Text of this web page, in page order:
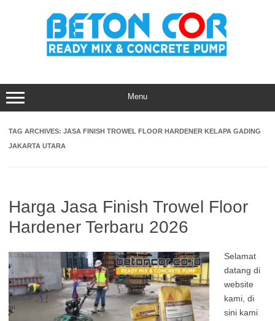
Menu
TAG ARCHIVES: JASA FINISH TROWEL FLOOR HARDENER KELAPA GADING
JAKARTA UTARA
Harga Jasa Finish Trowel Floor
Hardener Terbaru 2026
Selamat
datang di
website
kami, di
sini kami